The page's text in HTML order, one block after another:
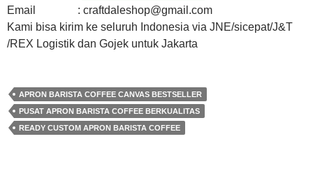
Email : craftdaleshop@gmail.com
Kami bisa kirim ke seluruh Indonesia via JNE/sicepat/J&T
/REX Logistik dan Gojek untuk Jakarta
APRON BARISTA COFFEE CANVAS BESTSELLER
PUSAT APRON BARISTA COFFEE BERKUALITAS
READY CUSTOM APRON BARISTA COFFEE